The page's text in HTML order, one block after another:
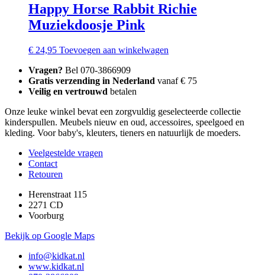
Happy Horse Rabbit Richie
Muziekdoosje Pink
€ 24,95 Toevoegen aan winkelwagen
Vragen? Bel 070-3866909
Gratis verzending in Nederland vanaf € 75
Veilig en vertrouwd betalen
Onze leuke winkel bevat een zorgvuldig geselecteerde collectie
kinderspullen. Meubels nieuw en oud, accessoires, speelgoed en
kleding. Voor baby's, kleuters, tieners en natuurlijk de moeders.
Veelgestelde vragen
Contact
Retouren
Herenstraat 115
2271 CD
Voorburg
Bekijk op Google Maps
info@kidkat.nl
www.kidkat.nl